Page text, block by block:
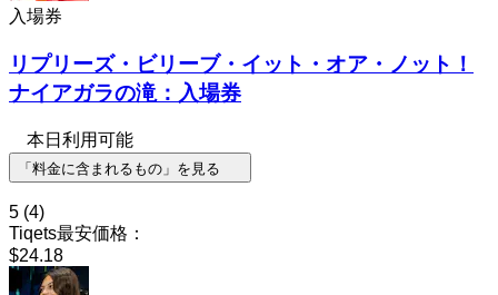
入場券
リプリーズ・ビリーブ・イット・オア・ノット！
ナイアガラの滝：入場券
本日利用可能
「料金に含まれるもの」を見る
5 (4)
Tiqets最安価格：
$24.18